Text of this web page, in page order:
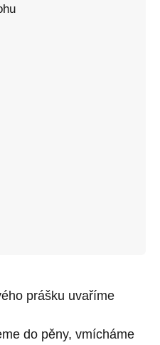
prášku uvaříme
do pěny, vmícháme